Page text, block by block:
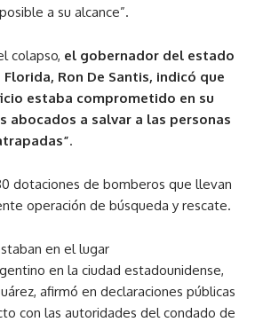
a su alcance”.
colapso, el gobernador del estado
Ron De Santis, indicó que
estaba comprometido en su
abocados a salvar a las personas
.
dotaciones de bomberos que llevan
operación de búsqueda y rescate.
en el lugar
en la ciudad estadounidense,
afirmó en declaraciones públicas
con las autoridades del condado de